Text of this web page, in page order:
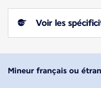
Voir les
Mineur français ou